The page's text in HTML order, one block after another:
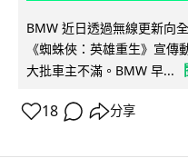
BMW 近日透過無線更新向
《蜘蛛俠：英雄重生》宣
大批車主不滿。BMW 早...
18 分享